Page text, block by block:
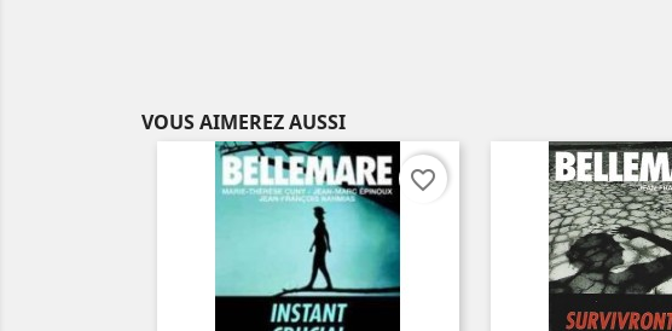
VOUS AIMEREZ AUSSI
favorite_border